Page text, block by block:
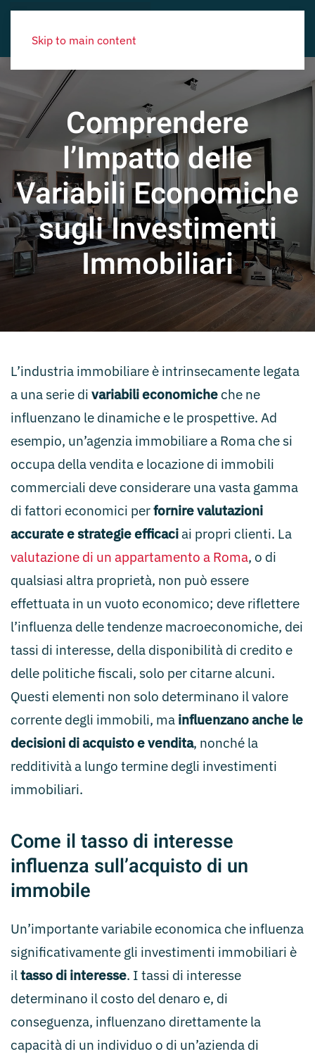
Skip to main content
Comprendere
l’Impatto delle
Variabili Economiche
sugli Investimenti
Immobiliari
L’industria immobiliare è intrinsecamente legata
a una serie di variabili economiche che ne
influenzano le dinamiche e le prospettive. Ad
esempio, un’agenzia immobiliare a Roma che si
occupa della vendita e locazione di immobili
commerciali deve considerare una vasta gamma
di fattori economici perfornire valutazioni
accurate e strategie efficaciai propri clienti. La
valutazione di un appartamento a Roma, o di
qualsiasi altra proprietà, non può essere
effettuata in un vuoto economico; deve riflettere
l’influenza delle tendenze macroeconomiche, dei
tassi di interesse, della disponibilità di credito e
delle politiche fiscali, solo per citarne alcuni.
Questi elementi non solo determinano il valore
corrente degli immobili, ma influenzano anche le
decisioni di acquisto e vendita, nonché la
redditività a lungo termine degli investimenti
immobiliari.
Come il tasso di interesse
influenza sull’acquisto di un
immobile
Un’importante variabile economica che influenza
significativamente gli investimenti immobiliari è
iltasso di interesse. I tassi di interesse
determinano il costo del denaro e, di
conseguenza, influenzano direttamente la
capacità di un individuo o di un’azienda di